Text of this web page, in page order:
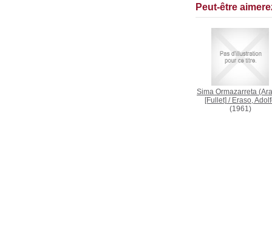
Peut-être
Sima Ormazarreta
[Fullet] / Eraso,
(1961)